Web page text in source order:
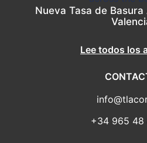
Nueva Tasa de
Lee todos los
+34 965 48